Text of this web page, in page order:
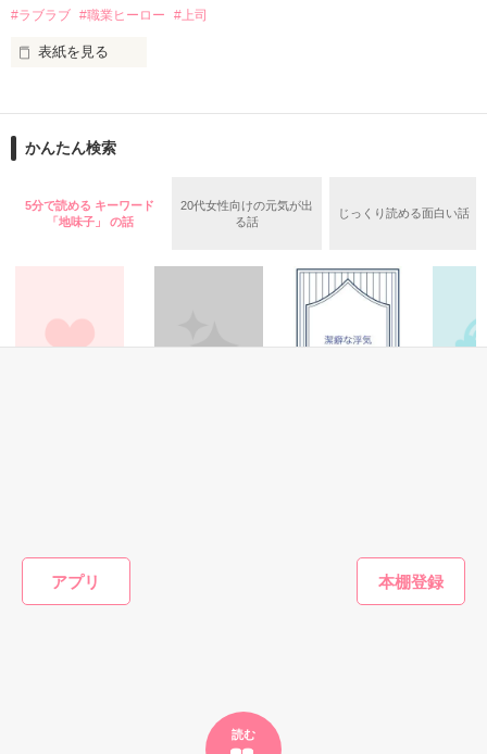
アプリ
読む
鳴海哲平 (なるみてっぺい)
2026.6.5～2026.7.25
＊以前、公開していた話の改稿版です＊
#ラブラブ #職業ヒーロー #上司
表紙を見る
ションの企画戦略室で働いている。
めた、同期で恋人の石垣守（26）がいるのだが、後輩の姫原由
いた。
守と由羅から『便利屋雛子』と馬鹿にされ、一人こっそり泣い
鷹哉『宜しくな、俺の雛子』🦅
雛子『俺の……ひぃ、雛子？！！！』🐥
かんたん検索
5分で読める キーワード
「地味子」 の話
20代女性向けの元気が出
る話
じっくり読める面白い話
もっと見る